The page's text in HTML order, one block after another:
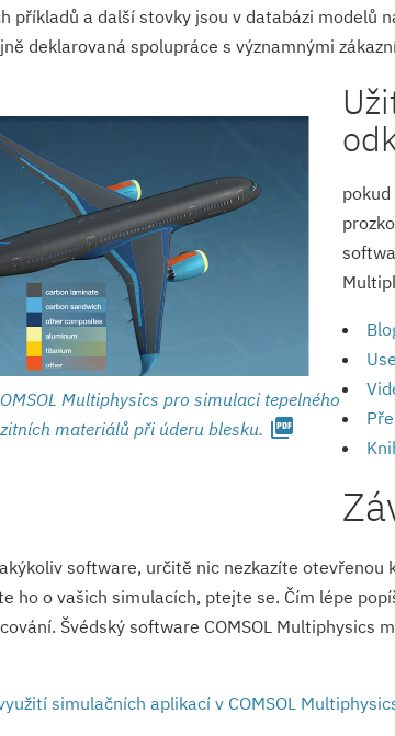
příkladů a další stovky jsou v databázi
deklarovaná spolupráce s významnými
Multiphysics pro simulaci tepelného
materiálů při úderu blesku. picture_as_pdf
software, určitě nic nezkazíte otevřenou
ho o vašich simulacích, ptejte se. Čím lépe
Švédský software COMSOL
simulačních aplikací v COMSOL